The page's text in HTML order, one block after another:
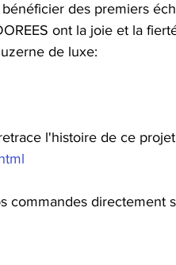
des premiers
ont la joie et la
de luxe:
l'histoire de ce
commandes directement